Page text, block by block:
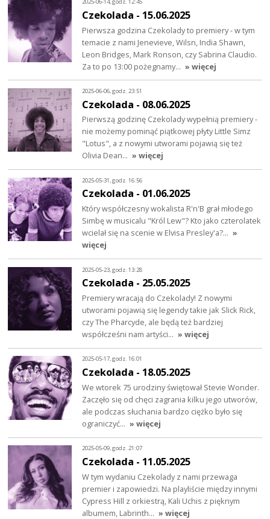
Czekolada - 15.06.2025
Pierwsza godzina Czekolady to premiery - w tym
temacie z nami Jenevieve, Wilsn, India Shawn,
Leon Bridges, Mark Ronson, czy Sabrina Claudio.
Za to po 13:00 pożegnamy… » więcej
2025-06-06, godz. 23:51
Czekolada - 08.06.2025
Pierwszą godzinę Czekolady wypełnią premiery -
nie możemy pominąć piątkowej płyty Little Simz
"Lotus", a z nowymi utworami pojawią się też
Olivia Dean… » więcej
2025-05-31, godz. 16:56
Czekolada - 01.06.2025
Który współczesny wokalista R'n'B grał młodego
Simbę w musicalu "Król Lew"? Kto jako czterolatek
wcielał się na scenie w Elvisa Presley'a?… »
więcej
2025-05-23, godz. 13:28
Czekolada - 25.05.2025
Premiery wracają do Czekolady! Z nowymi
utworami pojawią się legendy takie jak Slick Rick,
czy The Pharcyde, ale będą też bardziej
współcześni nam artyści… » więcej
2025-05-17, godz. 16:01
Czekolada - 18.05.2025
We wtorek 75 urodziny świętował Stevie Wonder.
Zaczęło się od chęci zagrania kilku jego utworów,
ale podczas słuchania bardzo ciężko było się
ograniczyć… » więcej
2025-05-09, godz. 21:07
Czekolada - 11.05.2025
W tym wydaniu Czekolady z nami przewaga
premier i zapowiedzi. Na playliście między innymi
Cypress Hill z orkiestrą, Kali Uchis z pięknym
albumem, Labrinth… » więcej